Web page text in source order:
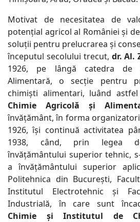
Motivat de necesitatea de
potențial agricol al României și
soluții pentru prelucrarea și
începutul secolului trecut, dr. Al.
1926, pe lângă catedra de
Alimentară, o secție pentru
chimiști alimentari, luând
Chimie Agricolă și
învățământ, în forma
1926, își continuă activitatea
1938, când, prin legea
învățământului superior tehnic,
a învățământului superior
Politehnica din București,
Institutul Electrotehnic și
Industrială, în care sunt
Chimie și Institutul de